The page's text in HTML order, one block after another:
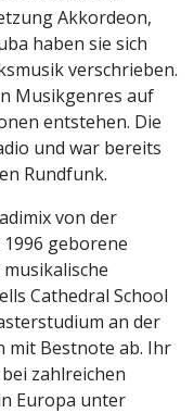
Akkordeon,
haben sie sich
verschrieben.
Musikgenres auf
entstehen. Die
und war bereits
Rundfunk.
von der
geborene
Cathedral School
an der
mit Bestnote ab. Ihr
zahlreichen
Europa unter